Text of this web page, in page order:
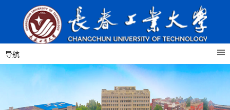
导航